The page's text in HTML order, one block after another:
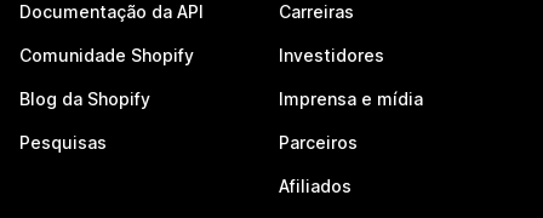
Documentação da API
Comunidade Shopify
Blog da Shopify
Pesquisas
Carreiras
Investidores
Imprensa e mídia
Parceiros
Afiliados